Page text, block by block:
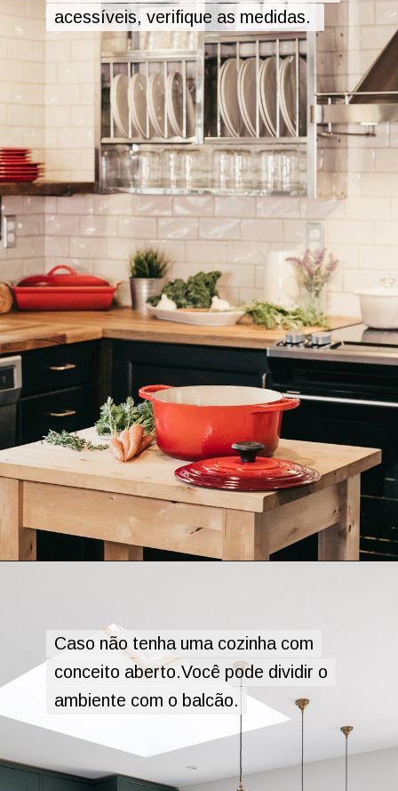
acessíveis, verifique as medidas..
acessíveis, verifique as medidas.
Caso não tenha uma cozinha com
conceito aberto.Você pode dividir o
ambiente com o balcão.
Caso não tenha uma cozinha com
conceito aberto.Você pode dividir o
ambiente com o balcão.